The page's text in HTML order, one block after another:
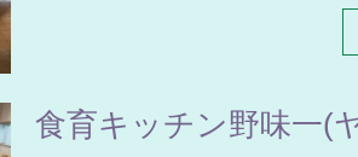
食育キッチン野味一(